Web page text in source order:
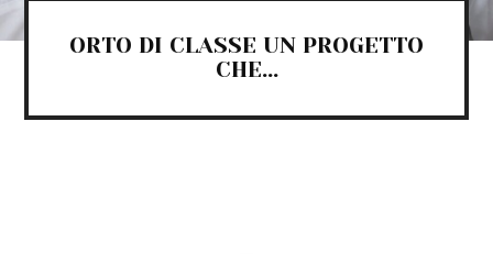
ORTO DI CLASSE UN PROGETTO
CHE...